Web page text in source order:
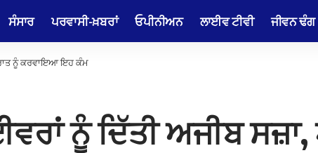
ਸੰਸਾਰ ਪਰਵਾਸੀ-ਖ਼ਬਰਾਂ ਓਪੀਨੀਅਨ ਲਾਈਵ ਟੀਵੀ ਜੀਵਨ ਢੰਗ
ਰਾਤ ਨੂੰ ਕਰਵਾਇਆ ਇਹ ਕੰਮ
ਨੂੰ ਦਿੱਤੀ ਅਜੀਬ